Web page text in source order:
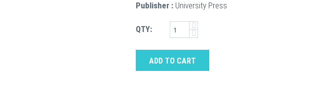
Publisher : University Press
QTY:
ADD TO CART